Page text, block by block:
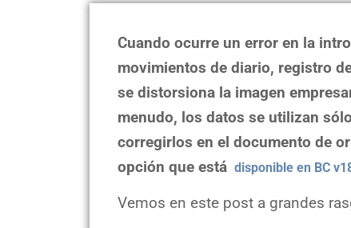
Cuando ocurre un error en la
movimientos de diario, registro
se distorsiona la imagen
menudo, los datos se utilizan
corregirlos en el documento de
opción que está disponible en BC
Vemos en este post a grandes